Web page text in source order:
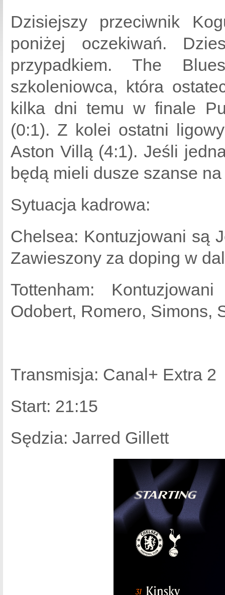
Dzisiejszy przeciwnik
poniżej oczekiwań.
przypadkiem. The
szkoleniowca, która
kilka dni temu w finale
(0:1). Z kolei ostatni
Aston Villą (4:1). Jeśli
będą mieli dusze szanse
Sytuacja kadrowa:
Chelsea: Kontuzjowani są
Zawieszony za doping w
Tottenham:
Odobert, Romero, Simons,
Transmisja: Canal+ Extra 2
Start: 21:15
Sędzia: Jarred Gillett